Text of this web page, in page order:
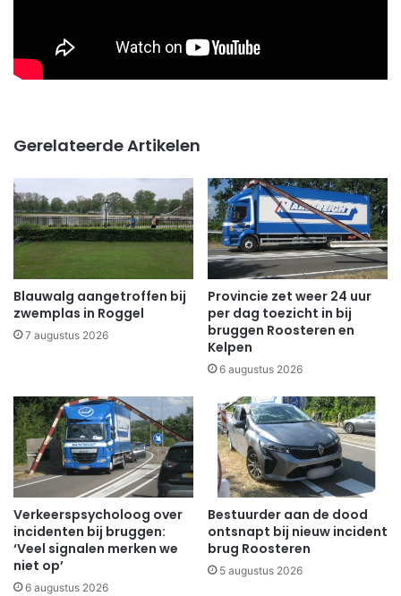
Gerelateerde Artikelen
Blauwalg aangetroffen bij
zwemplas in Roggel
7 augustus 2026
Provincie zet weer 24 uur
per dag toezicht in bij
bruggen Roosteren en
Kelpen
6 augustus 2026
Verkeerspsycholoog over
incidenten bij bruggen:
‘Veel signalen merken we
niet op’
6 augustus 2026
Bestuurder aan de dood
ontsnapt bij nieuw incident
brug Roosteren
5 augustus 2026